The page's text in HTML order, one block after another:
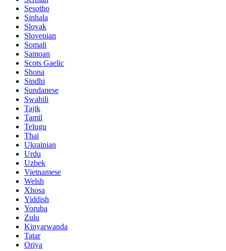
Sesotho
Sinhala
Slovak
Slovenian
Somali
Samoan
Scots Gaelic
Shona
Sindhi
Sundanese
Swahili
Tajik
Tamil
Telugu
Thai
Ukrainian
Urdu
Uzbek
Vietnamese
Welsh
Xhosa
Yiddish
Yoruba
Zulu
Kinyarwanda
Tatar
Oriya